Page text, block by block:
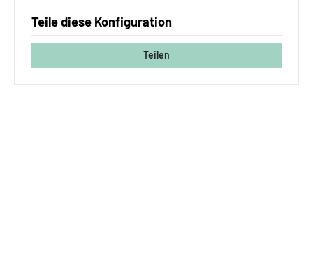
Teile diese Konfiguration
Teilen